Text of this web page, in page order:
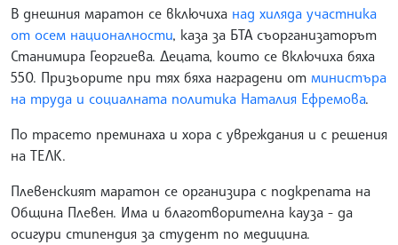
В днешния маратон се включиха над хиляда участника
от осем националности, каза за БТА съорганизаторът
Станимира Георгиева. Децата, които се включиха бяха
550. Призьорите при тях бяха наградени от министъра
на труда и социалната политика Наталия Ефремова.
По трасето преминаха и хора с увреждания и с решения
на ТЕЛК.
Плевенският маратон се организира с подкрепата на
Община Плевен. Има и благотворителна кауза - да
осигури стипендия за студент по медицина.